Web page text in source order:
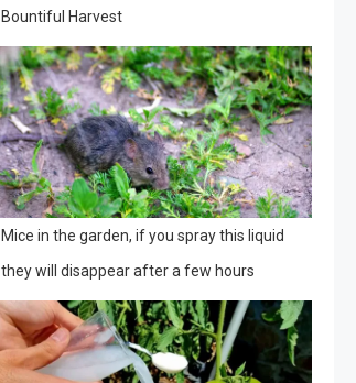
Bountiful Harvest
Mice in the garden, if you spray this liquid
they will disappear after a few hours